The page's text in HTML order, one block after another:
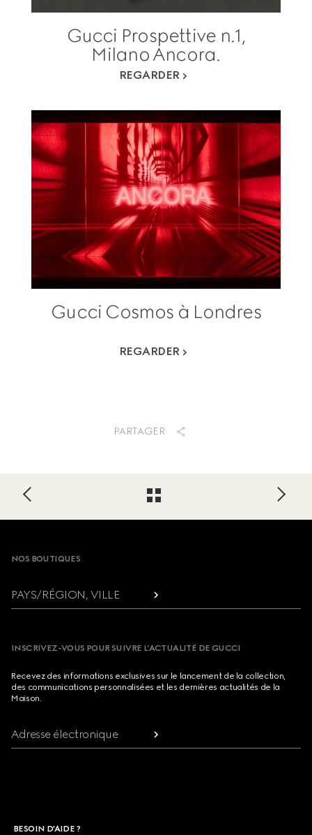
Gucci Prospettive n.1,
Milano Ancora.
REGARDER
Gucci Cosmos à Londres
REGARDER
PARTAGER
NOS BOUTIQUES
PAYS/RÉGION, VILLE
INSCRIVEZ-VOUS POUR SUIVRE L’ACTUALITÉ DE GUCCI
Recevez des informations exclusives sur le lancement de la collection,
des communications personnalisées et les dernières actualités de la
Maison.
Adresse électronique
BESOIN D'AIDE ?